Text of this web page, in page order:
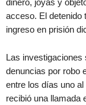
dinero, joyas y
acceso. El detenido
ingreso en prisión
Las investigaciones
denuncias por robo
entre los días uno
recibió una llamada